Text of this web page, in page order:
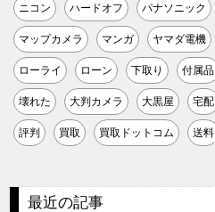
ニコン ハードオフ パナソニック
マップカメラ マンガ ヤマダ電機
ローライ ローン 下取り 付属品
壊れた 大判カメラ 大黒屋 宅配
評判 買取 買取ドットコム 送料
最近の記事